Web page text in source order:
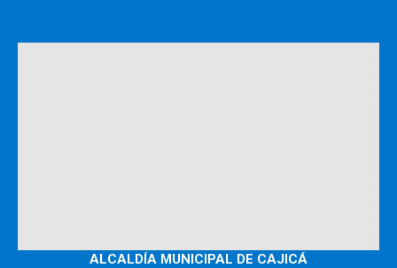
ALCALDÍA MUNICIPAL DE CAJICÁ